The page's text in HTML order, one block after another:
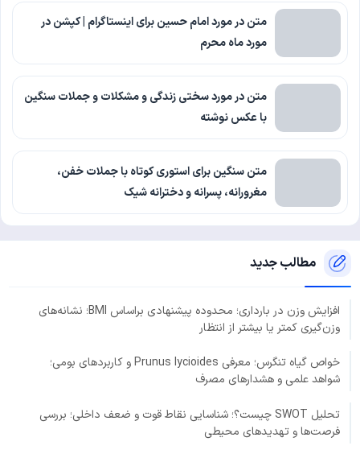
متن در مورد امام حسین برای اینستاگرام | کپشن در
مورد ماه محرم
متن در مورد سختی زندگی و مشکلات و جملات سنگین
با عکس نوشته
متن سنگین برای استوری کوتاه با جملات خفن،
مغرورانه، پسرانه و دخترانه شیک
مطالب جدید
افزایش وزن در بارداری؛ محدوده پیشنهادی براساس BMI؛ نشانه‌های
وزن‌گیری کمتر یا بیشتر از انتظار
خواص گیاه تنگرس؛ معرفی Prunus lycioides و کاربردهای بومی؛
شواهد علمی و هشدارهای مصرف
تحلیل SWOT چیست؟؛ شناسایی نقاط قوت و ضعف داخلی؛ بررسی
فرصت‌ها و تهدیدهای محیطی